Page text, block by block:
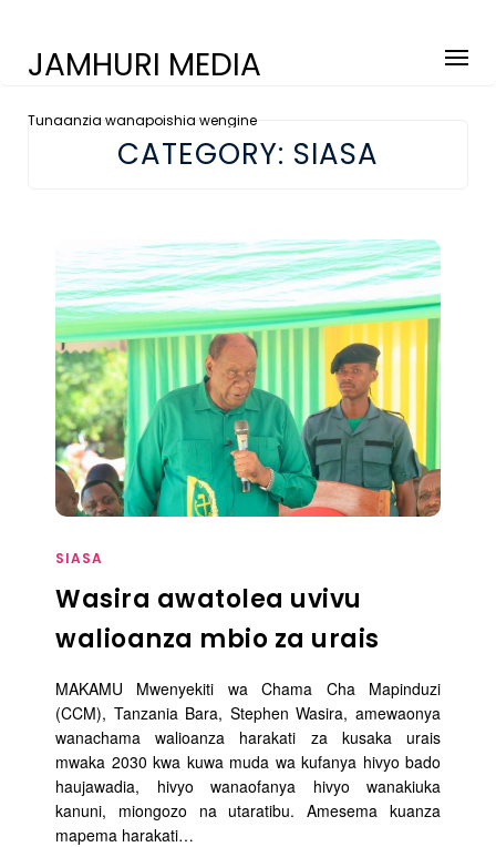
JAMHURI MEDIA
Tunaanzia wanapoishia wengine
CATEGORY: SIASA
SIASA
Wasira awatolea uvivu
walioanza mbio za urais
MAKAMU Mwenyekiti wa Chama Cha Mapinduzi
(CCM), Tanzania Bara, Stephen Wasira, amewaonya
wanachama walioanza harakati za kusaka urais
mwaka 2030 kwa kuwa muda wa kufanya hivyo bado
haujawadia, hivyo wanaofanya hivyo wanakiuka
kanuni, miongozo na utaratibu. Amesema kuanza
mapema harakati…